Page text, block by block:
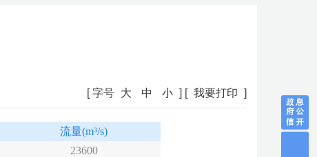
[ 字号 大 中 小 ] [ 我要打印 ]
流量(m³/s)
23600